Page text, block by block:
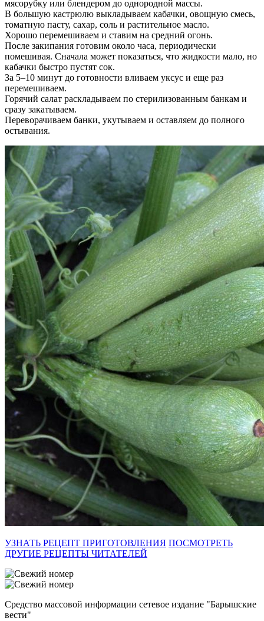
мясорубку или блендером до однородной массы.
В большую кастрюлю выкладываем кабачки, овощную смесь,
томатную пасту, сахар, соль и растительное масло.
Хорошо перемешиваем и ставим на средний огонь.
После закипания готовим около часа, периодически
помешивая. Сначала может показаться, что жидкости мало, но
кабачки быстро пустят сок.
За 5–10 минут до готовности вливаем уксус и еще раз
перемешиваем.
Горячий салат раскладываем по стерилизованным банкам и
сразу закатываем.
Переворачиваем банки, укутываем и оставляем до полного
остывания.
УЗНАТЬ РЕЦЕПТ ПРИГОТОВЛЕНИЯ ПОСМОТРЕТЬ
ДРУГИЕ РЕЦЕПТЫ ЧИТАТЕЛЕЙ
Средство массовой информации сетевое издание "Барышские
вести"